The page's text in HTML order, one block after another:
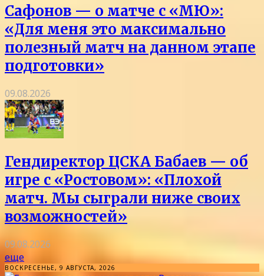
Сафонов — о матче с «МЮ»:
«Для меня это максимально
полезный матч на данном этапе
подготовки»
09.08.2026
Гендиректор ЦСКА Бабаев — об
игре с «Ростовом»: «Плохой
матч. Мы сыграли ниже своих
возможностей»
09.08.2026
еще
ВОСКРЕСЕНЬЕ, 9 АВГУСТА, 2026